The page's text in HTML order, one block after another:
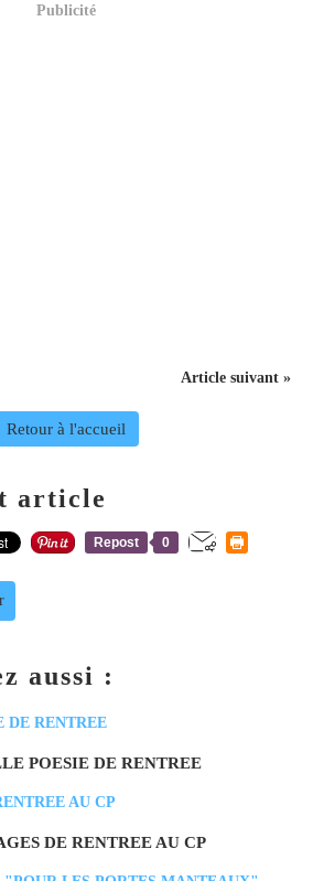
Publicité
Article suivant »
Retour à l'accueil
article
Repost 0
aussi :
POESIE DE RENTREE
DE RENTREE AU CP